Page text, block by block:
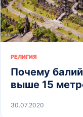
РЕЛИГИЯ
Почему
выше 15
30.07.2020